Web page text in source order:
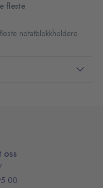
fleste
notatblokkholdere
oss
00